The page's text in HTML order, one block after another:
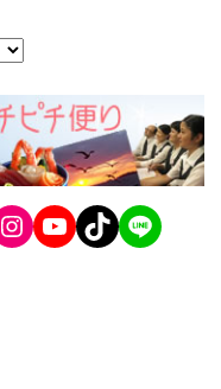
Instagram YouTube TikTok LINE